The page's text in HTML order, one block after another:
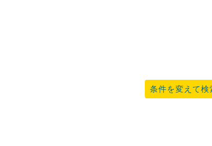
条件を変えて検